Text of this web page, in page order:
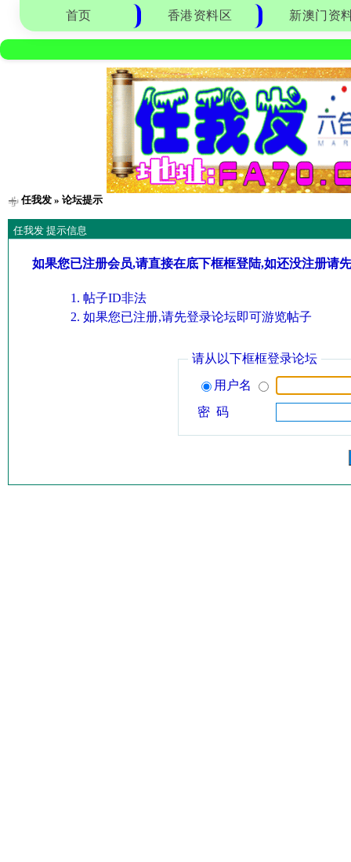
首页 香港资料区 新澳门资
任我发» 论坛提示
任我发 提示信息
如果您已注册会员,请直接在底下框框登陆,如还没注册请
帖子ID非法
如果您已注册,请先登录论坛即可游览帖子
请从以下框框登录论坛
用户名
密 码